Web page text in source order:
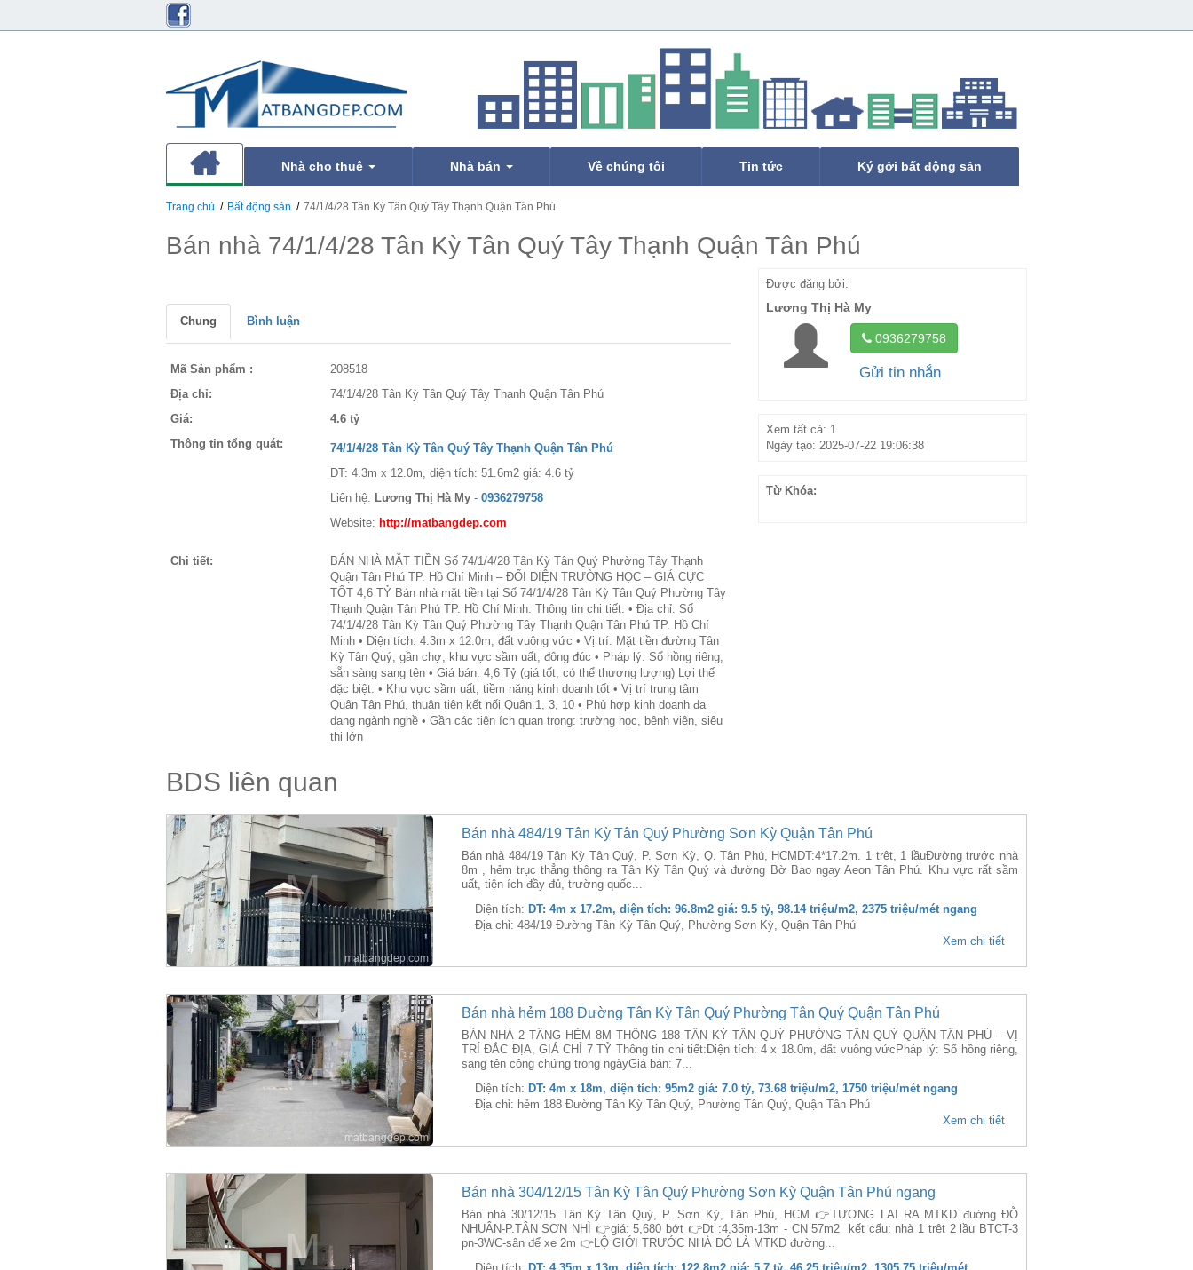
Nhà cho thuê Nhà bán Về chúng tôi Tin tức Ký gởi bất động sản
Trang chủ Bất động sản 74/1/4/28 Tân Kỳ Tân Quý Tây Thạnh Quận Tân Phú
Bán nhà 74/1/4/28 Tân Kỳ Tân Quý Tây Thạnh Quận Tân Phú
Chung Bình luận
Mã Sản phẩm :
208518
Địa chỉ:
74/1/4/28 Tân Kỳ Tân Quý Tây Thạnh Quận Tân Phú
Giá:
4.6 tỷ
Thông tin tổng quát:
74/1/4/28 Tân Kỳ Tân Quý Tây Thạnh Quận Tân Phú
DT: 4.3m x 12.0m, diện tích: 51.6m2 giá: 4.6 tỷ
Liên hệ: Lương Thị Hà My - 0936279758
Website: http://matbangdep.com
Chi tiết:
BÁN NHÀ MẶT TIỀN Số 74/1/4/28 Tân Kỳ Tân Quý Phường Tây Thạnh
Quận Tân Phú TP. Hồ Chí Minh – ĐỐI DIỆN TRƯỜNG HỌC – GIÁ CỰC
TỐT 4,6 TỶ Bán nhà mặt tiền tại Số 74/1/4/28 Tân Kỳ Tân Quý Phường Tây
Thạnh Quận Tân Phú TP. Hồ Chí Minh. Thông tin chi tiết: • Địa chỉ: Số
74/1/4/28 Tân Kỳ Tân Quý Phường Tây Thạnh Quận Tân Phú TP. Hồ Chí
Minh • Diện tích: 4.3m x 12.0m, đất vuông vức • Vị trí: Mặt tiền đường Tân
Kỳ Tân Quý, gần chợ, khu vực sầm uất, đông đúc • Pháp lý: Sổ hồng riêng,
sẵn sàng sang tên • Giá bán: 4,6 Tỷ (giá tốt, có thể thương lượng) Lợi thế
đặc biệt: • Khu vực sầm uất, tiềm năng kinh doanh tốt • Vị trí trung tâm
Quận Tân Phú, thuận tiện kết nối Quận 1, 3, 10 • Phù hợp kinh doanh đa
dạng ngành nghề • Gần các tiện ích quan trọng: trường học, bệnh viện, siêu
thị lớn
Được đăng bởi:
Lương Thị Hà My
0936279758
Gửi tin nhắn
Xem tất cả: 1
Ngày tạo: 2025-07-22 19:06:38
Từ Khóa:
BDS liên quan
Bán nhà 484/19 Tân Kỳ Tân Quý Phường Sơn Kỳ Quận Tân Phú
Bán nhà 484/19 Tân Kỳ Tân Quý, P. Sơn Kỳ, Q. Tân Phú, HCMDT:4*17.2m. 1 trệt, 1 lầuĐường trước nhà
8m , hẻm trục thẳng thông ra Tân Kỳ Tân Quý và đường Bờ Bao ngay Aeon Tân Phú. Khu vực rất sầm
uất, tiện ích đầy đủ, trường quốc...
Diện tích: DT: 4m x 17.2m, diện tích: 96.8m2 giá: 9.5 tỷ, 98.14 triệu/m2, 2375 triệu/mét ngang
Địa chỉ: 484/19 Đường Tân Kỳ Tân Quý, Phường Sơn Kỳ, Quận Tân Phú
Xem chi tiết
Bán nhà hẻm 188 Đường Tân Kỳ Tân Quý Phường Tân Quý Quận Tân Phú
BÁN NHÀ 2 TẦNG HẺM 8M THÔNG 188 TÂN KỲ TÂN QUÝ PHƯỜNG TÂN QUÝ QUẬN TÂN PHÚ – VỊ
TRÍ ĐẮC ĐỊA, GIÁ CHỈ 7 TỶ Thông tin chi tiết:Diện tích: 4 x 18.0m, đất vuông vứcPháp lý: Sổ hồng riêng,
sang tên công chứng trong ngàyGiá bán: 7...
Diện tích: DT: 4m x 18m, diện tích: 95m2 giá: 7.0 tỷ, 73.68 triệu/m2, 1750 triệu/mét ngang
Địa chỉ: hẻm 188 Đường Tân Kỳ Tân Quý, Phường Tân Quý, Quận Tân Phú
Xem chi tiết
Bán nhà 304/12/15 Tân Kỳ Tân Quý Phường Sơn Kỳ Quận Tân Phú ngang
Bán nhà 30/12/15 Tân Kỳ Tân Quý, P. Sơn Kỳ, Tân Phú, HCM 👉TƯƠNG LAI RA MTKD đuờng ĐỖ
NHUẬN-P.TÂN SƠN NHÌ 👉giá: 5,680 bớt 👉Dt :4,35m-13m - CN 57m2 kết cấu: nhà 1 trệt 2 lầu BTCT-3
pn-3WC-sân để xe 2m 👉LỘ GIỚI TRƯỚC NHÀ ĐÓ LÀ MTKD đường...